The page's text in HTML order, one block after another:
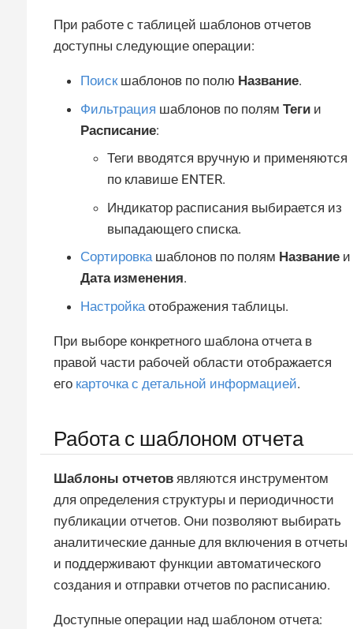
При работе с таблицей шаблонов отчетов
доступны следующие операции:
Поискшаблонов по полю Название.
Фильтрация шаблонов по полям Теги и
Расписание:
Теги вводятся вручную и применяются
по клавише ENTER.
Индикатор расписания выбирается из
выпадающего списка.
Сортировкашаблонов по полям Название и
Дата изменения.
Настройка отображения таблицы.
При выборе конкретного шаблона отчета в
правой части рабочей области отображается
его карточка с детальной информацией.
Работа с шаблоном отчета
Шаблоны отчетов являются инструментом
для определения структуры и периодичности
публикации отчетов. Они позволяют выбирать
аналитические данные для включения в отчеты
и поддерживают функции автоматического
создания и отправки отчетов по расписанию.
Доступные операции над шаблоном отчета: